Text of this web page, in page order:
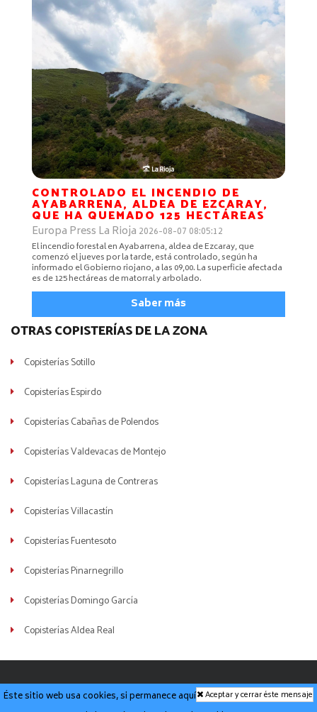
CONTROLADO EL INCENDIO DE
AYABARRENA, ALDEA DE EZCARAY,
QUE HA QUEMADO 125 HECTÁREAS
Europa Press La Rioja 2026-08-07 08:05:12
El incendio forestal en Ayabarrena, aldea de Ezcaray, que
comenzó el jueves por la tarde, está controlado, según ha
informado el Gobierno riojano, a las 09,00. La superficie afectada
es de 125 hectáreas de matorral y arbolado.
Saber más
OTRAS COPISTERÍAS DE LA ZONA
Copisterías Sotillo
Copisterías Espirdo
Copisterías Cabañas de Polendos
Copisterías Valdevacas de Montejo
Copisterías Laguna de Contreras
Copisterías Villacastín
Copisterías Fuentesoto
Copisterías Pinarnegrillo
Copisterías Domingo García
Copisterías Aldea Real
imprentascercademi © 2026Aviso legal y politica de
Aceptar y cerrar éste mensaje
Éste sitio web usa cookies, si permanece aquí